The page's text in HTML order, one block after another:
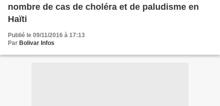
nombre de cas de choléra et de paludisme en
Haïti
Publié le 09/11/2016 à 17:13
Par Bolivar Infos